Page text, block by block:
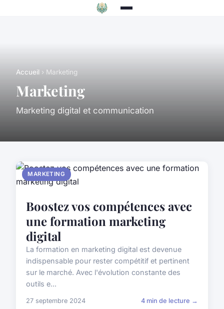
Accueil › Marketing
Marketing
Marketing digital et communication
MARKETING
Boostez vos compétences avec
une formation marketing
digital
La formation en marketing digital est devenue
indispensable pour rester compétitif et pertinent
sur le marché. Avec l'évolution constante des
outils e...
27 septembre 2024 4 min de lecture →